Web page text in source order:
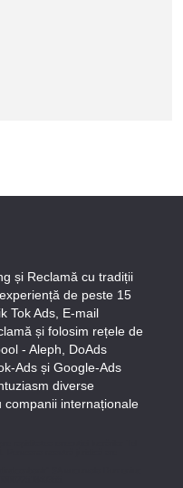
și Reclamă cu tradiții
de peste 15
Tok Ads, E-mail
și folosim rețele de
- Aleph, DoAds
Ads și Google-Ads
diverse
companii internaționale